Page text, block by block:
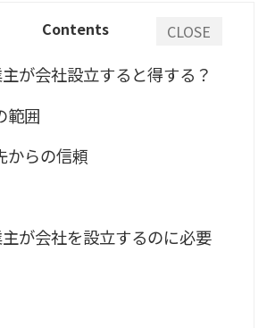
Contents CLOSE
が会社設立すると得する？
範囲
からの信頼
が会社を設立するのに必要